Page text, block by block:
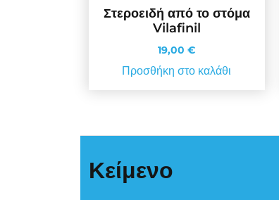
Στεροειδή από το στόμα
Vilafinil
19,00€
Προσθήκη στο καλάθι
Κείμενο